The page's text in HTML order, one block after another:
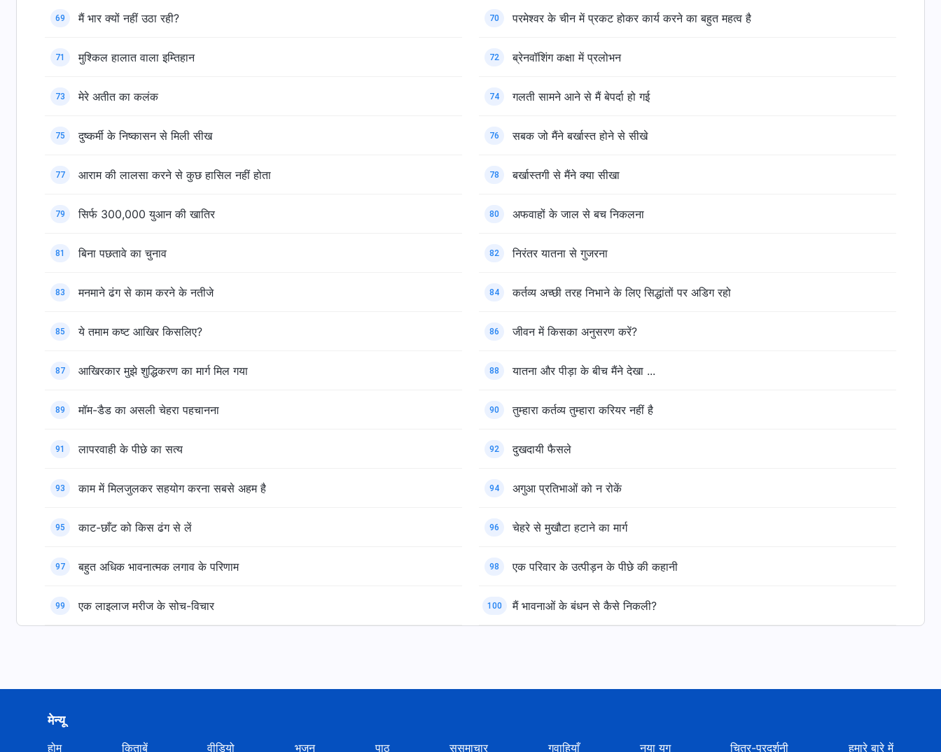
69 मैं भार क्यों नहीं उठा रही? 70 परमेश्वर के चीन में प्रकट होकर कार्य करने का बहुत महत्व है
71 मुश्किल हालात वाला इम्तिहान 72 ब्रेनवॉशिंग कक्षा में प्रलोभन
73 मेरे अतीत का कलंक 74 गलती सामने आने से मैं बेपर्दा हो गई
75 दुष्कर्मी के निष्कासन से मिली सीख 76 सबक जो मैंने बर्खास्त होने से सीखे
77 आराम की लालसा करने से कुछ हासिल नहीं होता 78 बर्खास्तगी से मैंने क्या सीखा
79 सिर्फ 300,000 युआन की खातिर 80 अफवाहों के जाल से बच निकलना
81 बिना पछतावे का चुनाव 82 निरंतर यातना से गुजरना
83 मनमाने ढंग से काम करने के नतीजे 84 कर्तव्य अच्छी तरह निभाने के लिए सिद्धांतों पर अडिग रहो
85 ये तमाम कष्ट आखिर किसलिए? 86 जीवन में किसका अनुसरण करें?
87 आखिरकार मुझे शुद्धिकरण का मार्ग मिल गया 88 यातना और पीड़ा के बीच मैंने देखा ...
89 मॉम-डैड का असली चेहरा पहचानना 90 तुम्हारा कर्तव्य तुम्हारा करियर नहीं है
91 लापरवाही के पीछे का सत्य 92 दुखदायी फैसले
93 काम में मिलजुलकर सहयोग करना सबसे अहम है 94 अगुआ प्रतिभाओं को न रोकें
95 काट-छाँट को किस ढंग से लें 96 चेहरे से मुखौटा हटाने का मार्ग
97 बहुत अधिक भावनात्मक लगाव के परिणाम 98 एक परिवार के उत्पीड़न के पीछे की कहानी
99 एक लाइलाज मरीज के सोच-विचार 100 मैं भावनाओं के बंधन से कैसे निकली?
मेन्यू
होम किताबें वीडियो भजन पाठ सुसमाचार गवाहियाँ नया युग चित्र-प्रदर्शनी हमारे बारे में